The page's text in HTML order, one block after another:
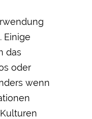
. Einige
das
oder
wenn